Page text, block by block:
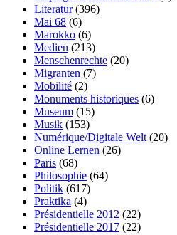
Literatur(396)
Mai 68 (6)
Marokko (6)
Medien (213)
Menschenrechte (20)
Migranten (7)
Mobilité (2)
Monuments historiques (6)
Museum (15)
Musik (153)
Numérique/Digitale Welt (20)
Online Lernen (26)
Paris (68)
Philosophie (64)
Politik (617)
Praktika (4)
Présidentielle 2012 (22)
Présidentielle 2017 (22)